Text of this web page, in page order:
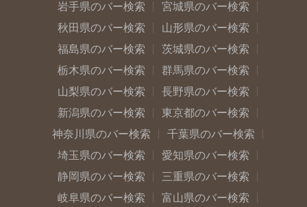
岩手県のバー検索
宮城県のバー検索
秋田県のバー検索
山形県のバー検索
福島県のバー検索
茨城県のバー検索
栃木県のバー検索
群馬県のバー検索
山梨県のバー検索
長野県のバー検索
新潟県のバー検索
東京都のバー検索
神奈川県のバー検索
千葉県のバー検索
埼玉県のバー検索
愛知県のバー検索
静岡県のバー検索
三重県のバー検索
岐阜県のバー検索
富山県のバー検索